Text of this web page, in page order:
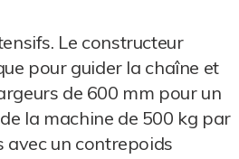
Le constructeur
pour guider la chaîne et
de 600 mm pour un
la machine de 500 kg par
avec un contrepoids